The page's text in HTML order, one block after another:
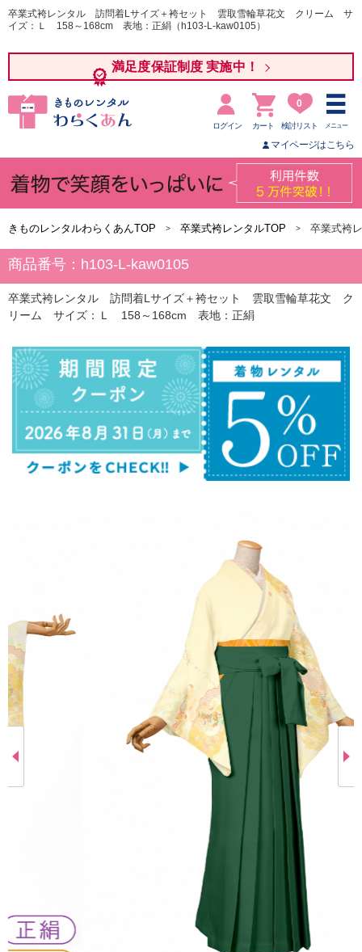
卒業式袴レンタル 訪問着Lサイズ＋袴セット 雲取雪輪草花文 クリーム サ
イズ：Ｌ 158～168cm 表地：正絹（h103-L-kaw0105）
満足度保証制度 実施中！
ログイン カート
0
検討リスト メニュー
マイページはこちら
きものレンタルわらくあんTOP 卒業式袴レンタルTOP 卒業式袴
商品番号：h103-L-kaw0105
卒業式袴レンタル 訪問着Lサイズ＋袴セット 雲取雪輪草花文 ク
リーム サイズ：Ｌ 158～168cm 表地：正絹